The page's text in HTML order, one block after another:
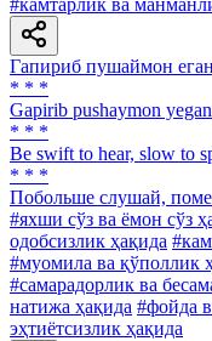
#камтарлик ва
Гапириб пушаймон
* * *
Gapirib pushaymon
* * *
Be swift to hear, slow to
* * *
Побольше слушай,
#яхши сўз ва ёмон сўз
одобсизлик ҳақида
#муомила ва қўполлик
#самарадорлик ва
натижа ҳақида #фойда
эҳтиётсизлик ҳақида